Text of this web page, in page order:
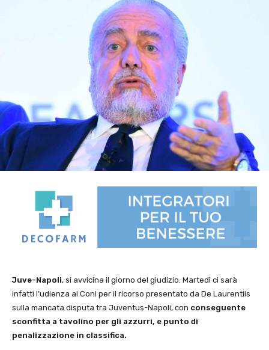
Juve-Napoli, si avvicina il giorno del giudizio. Martedì ci sarà
infatti l’udienza al Coni per il ricorso presentato da De Laurentiis
sulla mancata disputa tra Juventus-Napoli, con conseguente
sconfitta a tavolino per gli azzurri, e punto di
penalizzazione in classifica.